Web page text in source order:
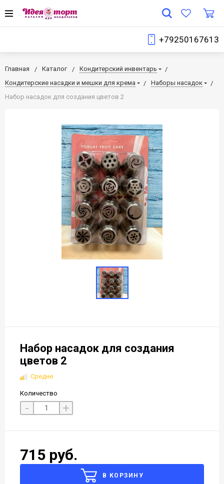
+79250167613
Главная Каталог
Кондитерский инвентарь
Кондитерские насадки и мешки для крема
Наборы насадок
Набор насадок для создания цветов 2
Набор насадок для создания
цветов 2
Средне
Количество
- +
715 руб.
В КОРЗИНУ